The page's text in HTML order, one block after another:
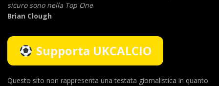
sicuro sono nella Top One
Brian Clough
Supporta UKCALCIO
Questo sito non rappresenta una testata giornalistica in quanto